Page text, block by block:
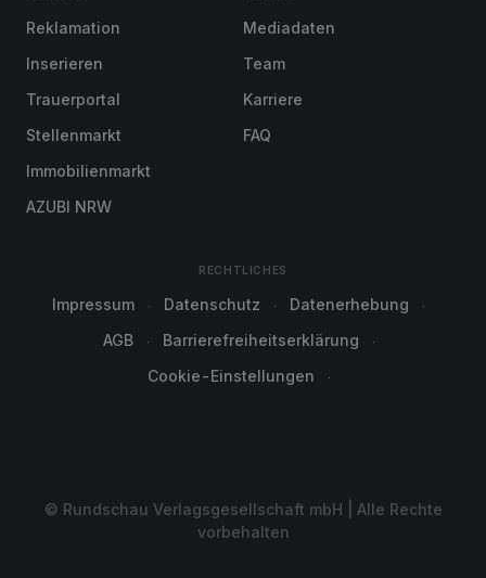
Reklamation
Inserieren
Trauerportal
Stellenmarkt
Immobilienmarkt
AZUBI NRW
Mediadaten
Team
Karriere
FAQ
RECHTLICHES
Impressum Datenschutz
Datenerhebung
AGB
Barrierefreiheitserklärung
Cookie-Einstellungen
© Rundschau Verlagsgesellschaft mbH | Alle Rechte
vorbehalten